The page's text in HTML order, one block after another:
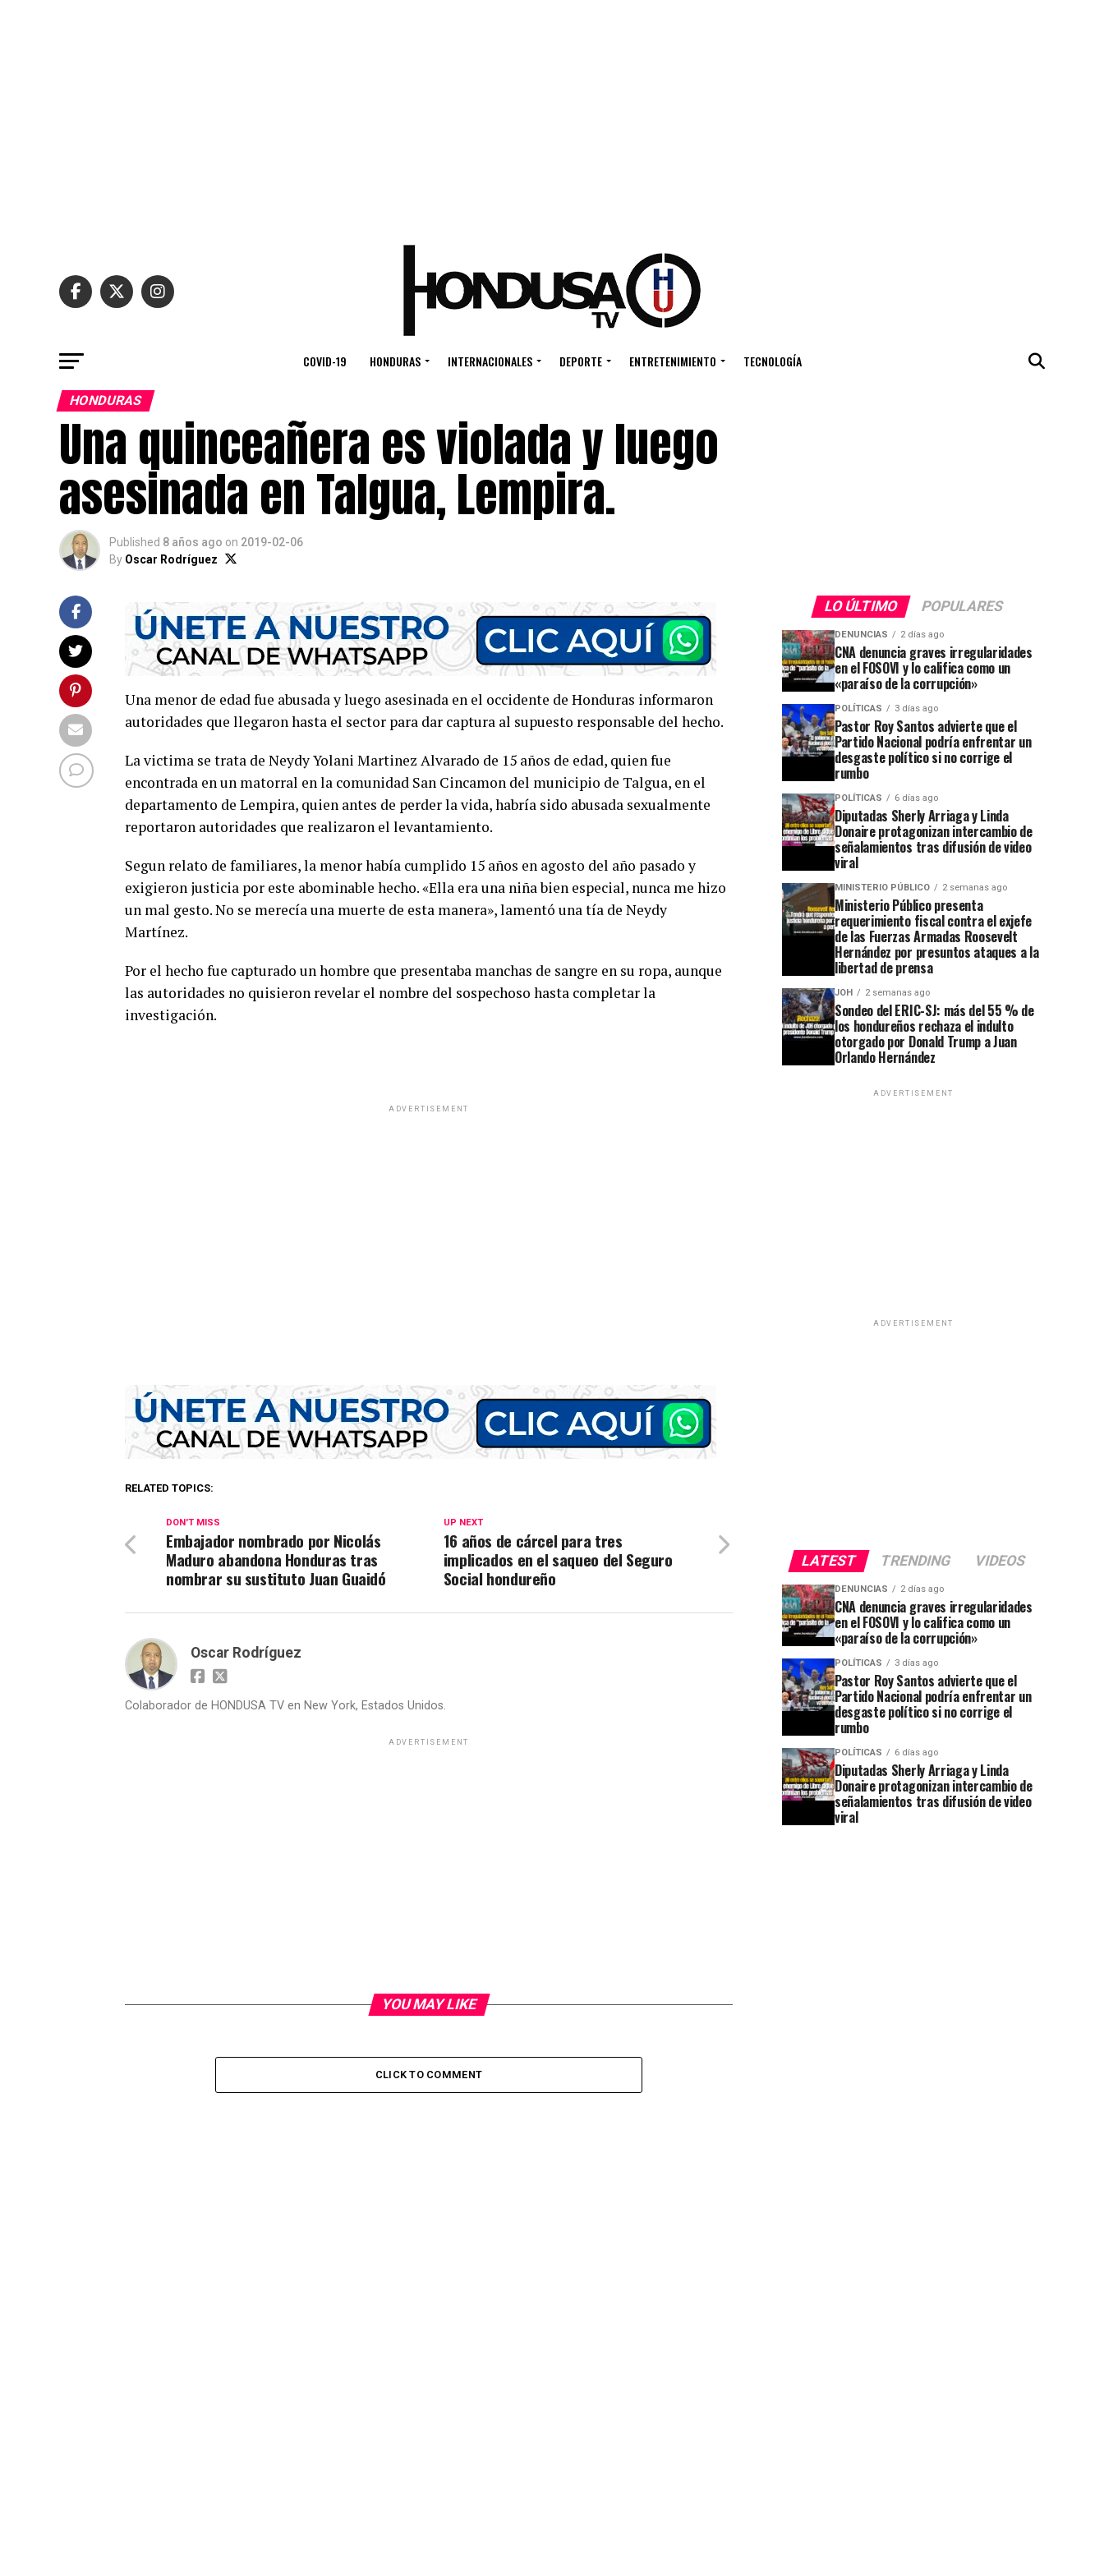
COVID-19 HONDURAS INTERNACIONALES DEPORTE ENTRETENIMIENTO TECNOLOGÍA
HONDURAS
Una quinceañera es violada y luego
asesinada en Talgua, Lempira.
Published 8 años ago on 2019-02-06
By Oscar Rodríguez
Una menor de edad fue abusada y luego asesinada en el occidente de Honduras informaron
autoridades que llegaron hasta el sector para dar captura al supuesto responsable del hecho.
La victima se trata de Neydy Yolani Martinez Alvarado de 15 años de edad, quien fue
encontrada en un matorral en la comunidad San Cincamon del municipio de Talgua, en el
departamento de Lempira, quien antes de perder la vida, habría sido abusada sexualmente
reportaron autoridades que realizaron el levantamiento.
Segun relato de familiares, la menor había cumplido 15 años en agosto del año pasado y
exigieron justicia por este abominable hecho. «Ella era una niña bien especial, nunca me hizo
un mal gesto. No se merecía una muerte de esta manera», lamentó una tía de Neydy
Martínez.
Por el hecho fue capturado un hombre que presentaba manchas de sangre en su ropa, aunque
las autoridades no quisieron revelar el nombre del sospechoso hasta completar la
investigación.
ADVERTISEMENT
RELATED TOPICS:
UP NEXT
16 años de cárcel para tres
implicados en el saqueo del Seguro
Social hondureño
DON'T MISS
Embajador nombrado por Nicolás
Maduro abandona Honduras tras
nombrar su sustituto Juan Guaidó
Oscar Rodríguez
Colaborador de HONDUSA TV en New York, Estados Unidos.
ADVERTISEMENT
YOU MAY LIKE
CLICK TO COMMENT
LO ÚLTIMO POPULARES
DENUNCIAS 2 días ago
CNA denuncia graves irregularidades
en el FOSOVI y lo califica como un
«paraíso de la corrupción»
POLÍTICAS 3 días ago
Pastor Roy Santos advierte que el
Partido Nacional podría enfrentar un
desgaste político si no corrige el
rumbo
POLÍTICAS 6 días ago
Diputadas Sherly Arriaga y Linda
Donaire protagonizan intercambio de
señalamientos tras difusión de video
viral
MINISTERIO PÚBLICO 2 semanas ago
Ministerio Público presenta
requerimiento fiscal contra el exjefe
de las Fuerzas Armadas Roosevelt
Hernández por presuntos ataques a la
libertad de prensa
JOH 2 semanas ago
Sondeo del ERIC-SJ: más del 55 % de
los hondureños rechaza el indulto
otorgado por Donald Trump a Juan
Orlando Hernández
ADVERTISEMENT
ADVERTISEMENT
LATEST TRENDING VIDEOS
DENUNCIAS 2 días ago
CNA denuncia graves irregularidades
en el FOSOVI y lo califica como un
«paraíso de la corrupción»
POLÍTICAS 3 días ago
Pastor Roy Santos advierte que el
Partido Nacional podría enfrentar un
desgaste político si no corrige el
rumbo
POLÍTICAS 6 días ago
Diputadas Sherly Arriaga y Linda
Donaire protagonizan intercambio de
señalamientos tras difusión de video
viral